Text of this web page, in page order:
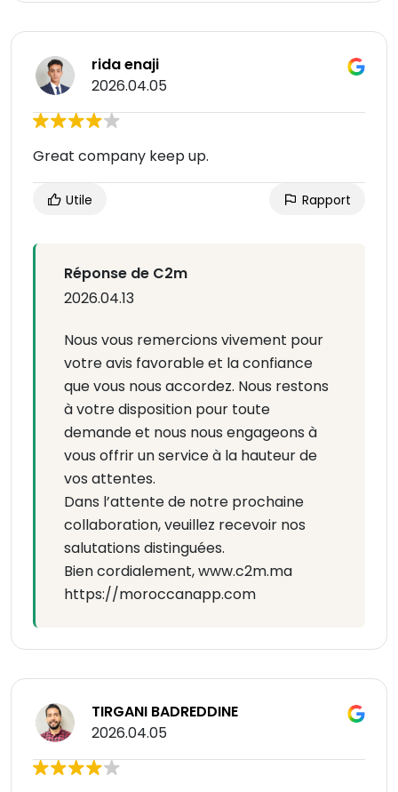
rida enaji
2026.04.05
Great company keep up.
Utile Rapport
Réponse de C2m
2026.04.13
Nous vous remercions vivement pour
votre avis favorable et la confiance
que vous nous accordez. Nous restons
à votre disposition pour toute
demande et nous nous engageons à
vous offrir un service à la hauteur de
vos attentes.
Dans l’attente de notre prochaine
collaboration, veuillez recevoir nos
salutations distinguées.
Bien cordialement, www.c2m.ma
https://moroccanapp.com
TIRGANI BADREDDINE
2026.04.05